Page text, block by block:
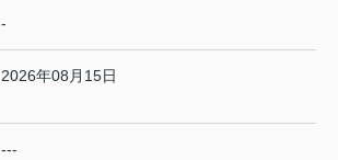
-
2026年08月15日
---